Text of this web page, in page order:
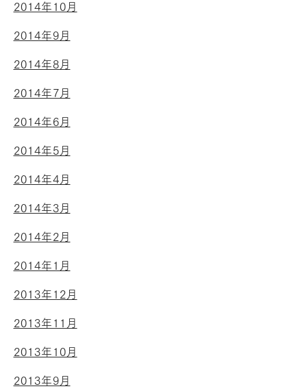
2014年10月
2014年9月
2014年8月
2014年7月
2014年6月
2014年5月
2014年4月
2014年3月
2014年2月
2014年1月
2013年12月
2013年11月
2013年10月
2013年9月